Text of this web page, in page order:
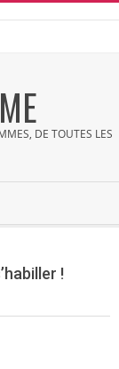
DE TOUTES LES
!